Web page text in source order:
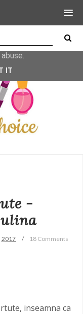
-
2017 18 Comments
inseamna ca
deliver its services
user-agent are
and security
usage
IT